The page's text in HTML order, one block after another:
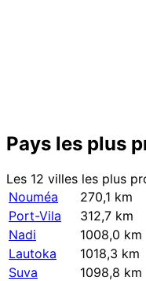
Pays les plus
Les 12 villes les plus
Nouméa
270,1 km
Port-Vila
312,7 km
Nadi
1008,0 km
Lautoka
1018,3 km
Suva
1098,8 km